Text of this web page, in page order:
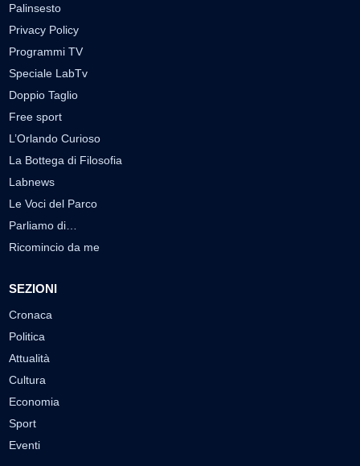
Palinsesto
Privacy Policy
Programmi TV
Speciale LabTv
Doppio Taglio
Free sport
L’Orlando Curioso
La Bottega di Filosofia
Labnews
Le Voci del Parco
Parliamo di…
Ricomincio da me
SEZIONI
Cronaca
Politica
Attualità
Cultura
Economia
Sport
Eventi